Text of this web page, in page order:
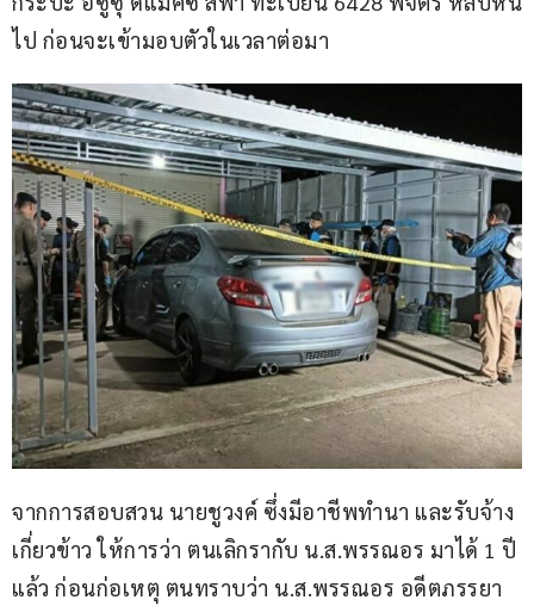
ไป ก่อนจะเข้ามอบตัวในเวลาต่อมา
จากการสอบสวน นายชูวงค์ ซึ่งมีอาชีพทำนา และรับจ้าง
เกี่ยวข้าว ให้การว่า ตนเลิกรากับ น.ส.พรรณอร มาได้ 1 ปี
แล้ว ก่อนก่อเหตุ ตนทราบว่า น.ส.พรรณอร อดีตภรรยา